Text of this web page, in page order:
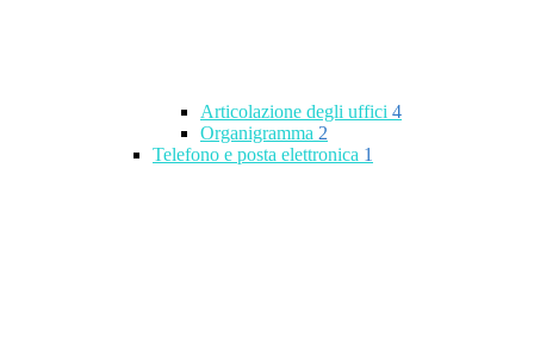
Articolazione degli uffici 4
Organigramma 2
Telefono e posta elettronica 1